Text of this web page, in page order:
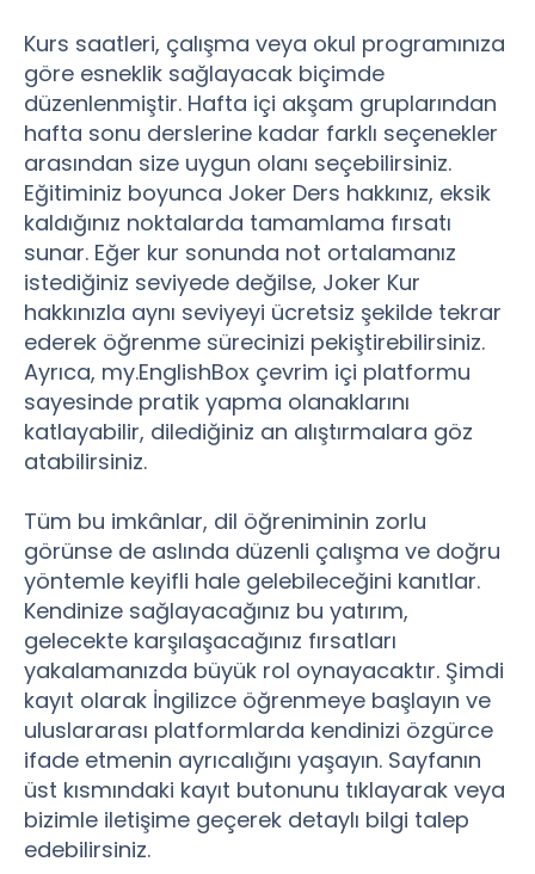
Kurs saatleri, çalışma veya okul programınıza
göre esneklik sağlayacak biçimde
düzenlenmiştir. Hafta içi akşam gruplarından
hafta sonu derslerine kadar farklı seçenekler
arasından size uygun olanı seçebilirsiniz.
Eğitiminiz boyunca Joker Ders hakkınız, eksik
kaldığınız noktalarda tamamlama fırsatı
sunar. Eğer kur sonunda not ortalamanız
istediğiniz seviyede değilse, Joker Kur
hakkınızla aynı seviyeyi ücretsiz şekilde tekrar
ederek öğrenme sürecinizi pekiştirebilirsiniz.
Ayrıca, my.EnglishBox çevrim içi platformu
sayesinde pratik yapma olanaklarını
katlayabilir, dilediğiniz an alıştırmalara göz
atabilirsiniz.
Tüm bu imkânlar, dil öğreniminin zorlu
görünse de aslında düzenli çalışma ve doğru
yöntemle keyifli hale gelebileceğini kanıtlar.
Kendinize sağlayacağınız bu yatırım,
gelecekte karşılaşacağınız fırsatları
yakalamanızda büyük rol oynayacaktır. Şimdi
kayıt olarak İngilizce öğrenmeye başlayın ve
uluslararası platformlarda kendinizi özgürce
ifade etmenin ayrıcalığını yaşayın. Sayfanın
üst kısmındaki kayıt butonunu tıklayarak veya
bizimle iletişime geçerek detaylı bilgi talep
edebilirsiniz.